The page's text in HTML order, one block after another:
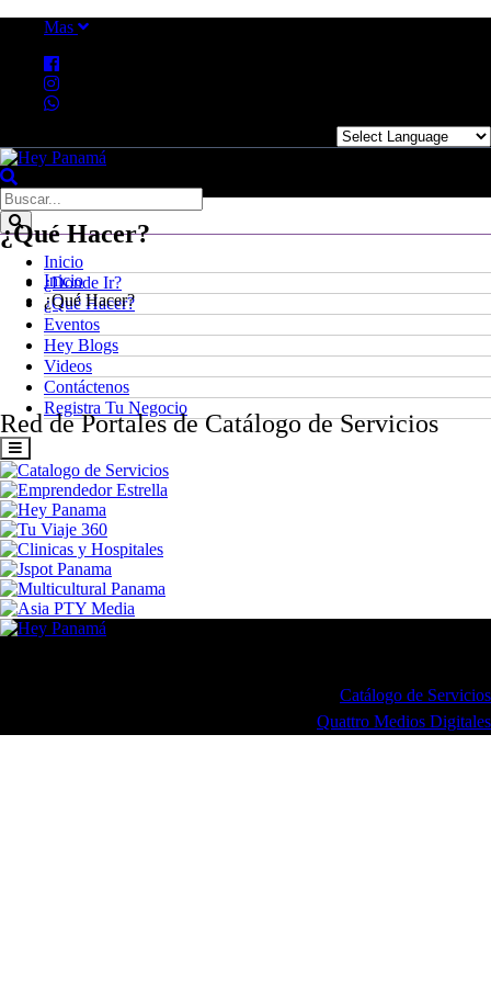
Mas
Inicio
¿Donde Ir?
¿Qué Hacer?
Eventos
Hey Blogs
Videos
Contáctenos
Registra Tu Negocio
¿Qué Hacer?
Inicio
¿Qué Hacer?
Red de Portales de Catálogo de Servicios
Catálogo de Servicios
Quattro Medios Digitales